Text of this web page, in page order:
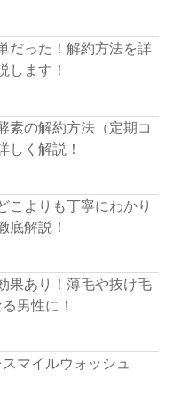
だった！解約方法を詳
します！
素の解約方法（定期コ
しく解説！
こよりも丁寧にわかり
底解説！
果あり！薄毛や抜け毛
男性に！
マイルウォッシュ